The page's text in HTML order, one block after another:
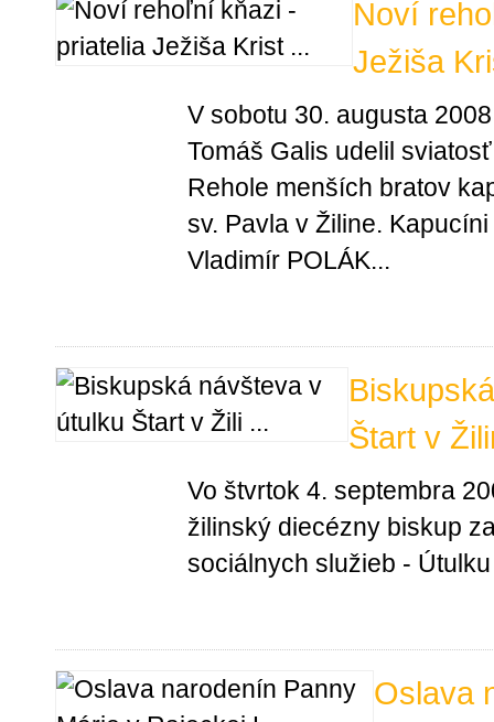
Noví
Ježiša
V sobotu 30. augusta
Tomáš Galis udelil
Rehole menších bratov
sv. Pavla v Žiline.
Vladimír POLÁK...
Štart v
Vo štvrtok 4. septembra
žilinský diecézny biskup
sociálnych služieb -
Oslava